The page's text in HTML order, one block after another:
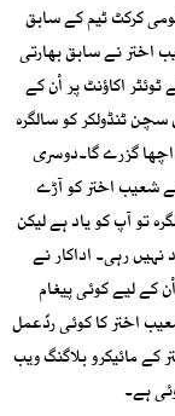
کرکٹ ٹیم کے سابق
اختر نے سابق بھارتی
اکاؤنٹ پر اْن کے
ٹنڈولکر کو سالگرہ
گزرے گا۔دوسری
شعیب اختر کو آڑے
تو آپ کو یاد ہے لیکن
یاد نہیں رہی۔ اداکار نے
کے لیے کوئی پیغام
اختر کا کوئی ردّعمل
مائیکرو بلاگنگ ویب